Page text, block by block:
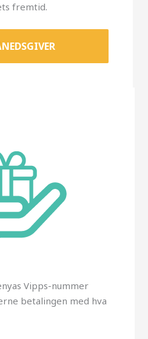
fremtid.
Vipps-nummer
betalingen med hva